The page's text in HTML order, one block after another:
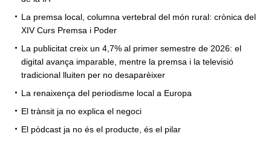
La premsa local, columna vertebral del món rural: crònica del
XIV Curs Premsa i Poder
La publicitat creix un 4,7% al primer semestre de 2026: el
digital avança imparable, mentre la premsa i la televisió
tradicional lluiten per no desaparèixer
La renaixença del periodisme local a Europa
El trànsit ja no explica el negoci
El pòdcast ja no és el producte, és el pilar